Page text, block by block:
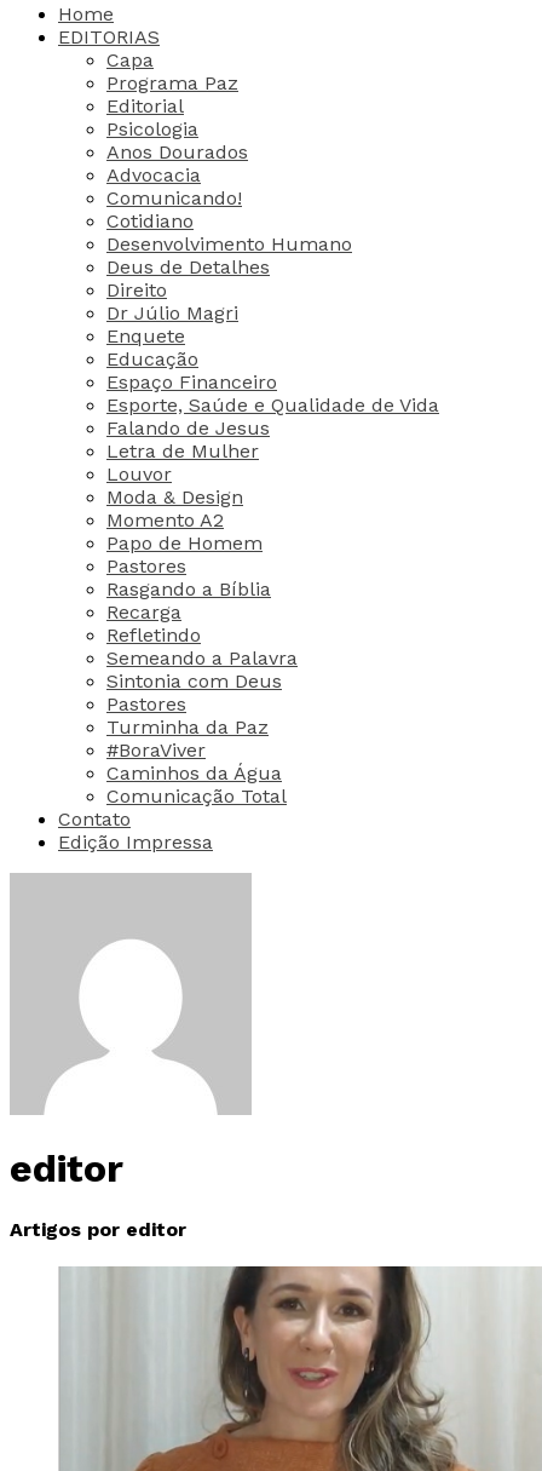
Home
EDITORIAS
Capa
Programa Paz
Editorial
Psicologia
Anos Dourados
Advocacia
Comunicando!
Cotidiano
Desenvolvimento Humano
Deus de Detalhes
Direito
Dr Júlio Magri
Enquete
Educação
Espaço Financeiro
Esporte, Saúde e Qualidade de Vida
Falando de Jesus
Letra de Mulher
Louvor
Moda & Design
Momento A2
Papo de Homem
Pastores
Rasgando a Bíblia
Recarga
Refletindo
Semeando a Palavra
Sintonia com Deus
Pastores
Turminha da Paz
#BoraViver
Caminhos da Água
Comunicação Total
Contato
Edição Impressa
editor
Artigos por editor